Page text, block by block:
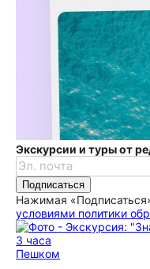
Экскурсии и туры от
Подписаться
Нажимая
условиями политики
3 часа
Пешком